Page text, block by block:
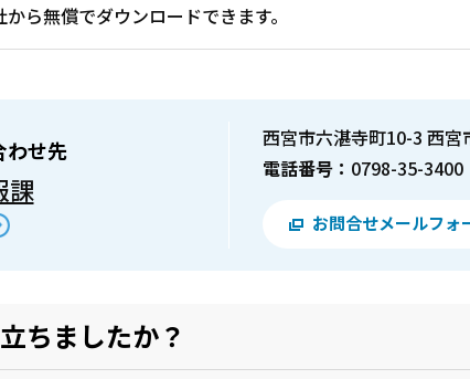
ら無償でダウンロードできます。
わせ先
課
西宮市六湛寺町10-3 西宮
電話番号： 0798-35-3400
お問合せメールフォ
ちましたか？